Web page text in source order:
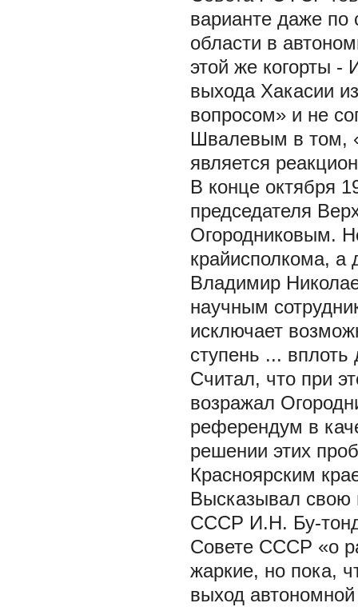
варианте даже по
области в
этой же когорты -
выхода Хакасии
вопросом» и не
Швалевым в том,
является
В конце октября
председателя
Огородниковым.
крайисполкома, а
Владимир
научным
исключает
ступень ...
Считал, что при
возражал
референдум в
решении этих
Красноярским
Высказывал свою
СССР И.Н. Бу-
Совете СССР «о
жаркие, но пока,
выход